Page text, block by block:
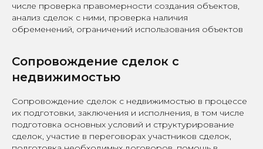
числе проверка правомерности создания объектов,
анализ сделок с ними, проверка наличия
обременений, ограничений использования объектов
Сопровождение сделок с
недвижимостью
Сопровождение сделок с недвижимостью в процессе
их подготовки, заключения и исполнения, в том числе
подготовка основных условий и структурирование
сделок, участие в переговорах участников сделок,